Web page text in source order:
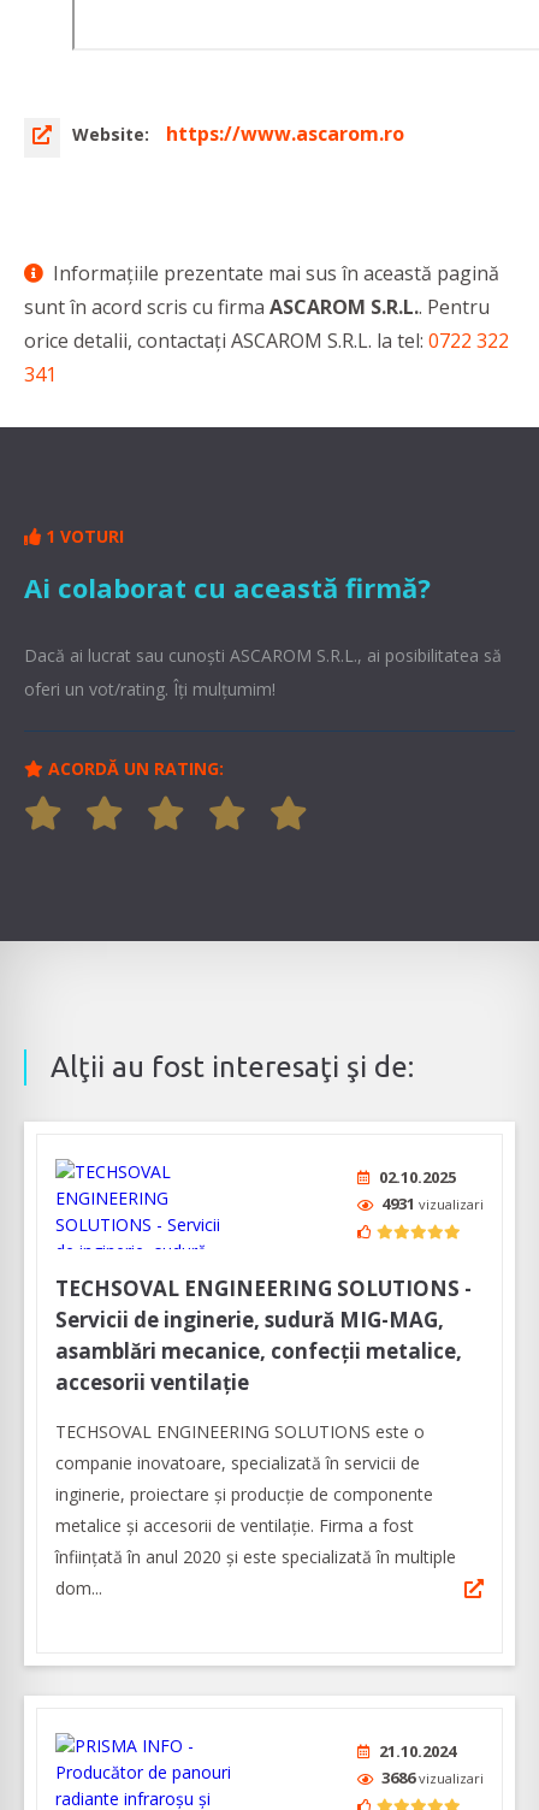
Website: https://www.ascarom.ro
Informaţiile prezentate mai sus în această pagină
sunt în acord scris cu firma ASCAROM S.R.L.. Pentru
orice detalii, contactaţi ASCAROM S.R.L. la tel: 0722 322
341
1 VOTURI
Ai colaborat cu această firmă?
Dacă ai lucrat sau cunoşti ASCAROM S.R.L., ai posibilitatea să
oferi un vot/rating. Îți mulțumim!
ACORDĂ UN RATING:
Alţii au fost interesaţi şi de:
02.10.2025
4931 vizualizari
TECHSOVAL ENGINEERING SOLUTIONS -
Servicii de inginerie, sudură MIG-MAG,
asamblări mecanice, confecții metalice,
accesorii ventilație
TECHSOVAL ENGINEERING SOLUTIONS este o
companie inovatoare, specializată în servicii de
inginerie, proiectare și producție de componente
metalice și accesorii de ventilație. Firma a fost
înființată în anul 2020 și este specializată în multiple
dom...
21.10.2024
3686vizualizari